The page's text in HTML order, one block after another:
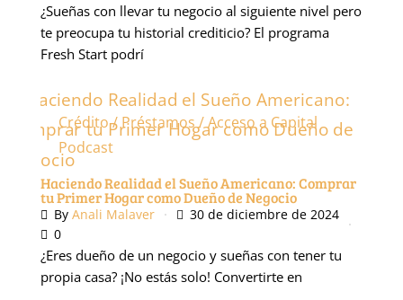
¿Sueñas con llevar tu negocio al siguiente nivel pero
te preocupa tu historial crediticio? El programa
Fresh Start podrí
Crédito / Préstamos / Acceso a Capital
Podcast
Haciendo Realidad el Sueño Americano: Comprar
tu Primer Hogar como Dueño de Negocio
By Anali Malaver
30 de diciembre de 2024
0
¿Eres dueño de un negocio y sueñas con tener tu
propia casa? ¡No estás solo! Convertirte en